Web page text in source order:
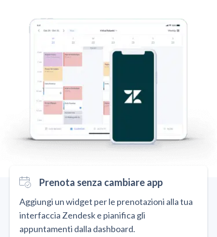
Prenota senza cambiare app
Aggiungi un widget per le prenotazioni alla tua
interfaccia Zendesk e pianifica gli
appuntamenti dalla dashboard.